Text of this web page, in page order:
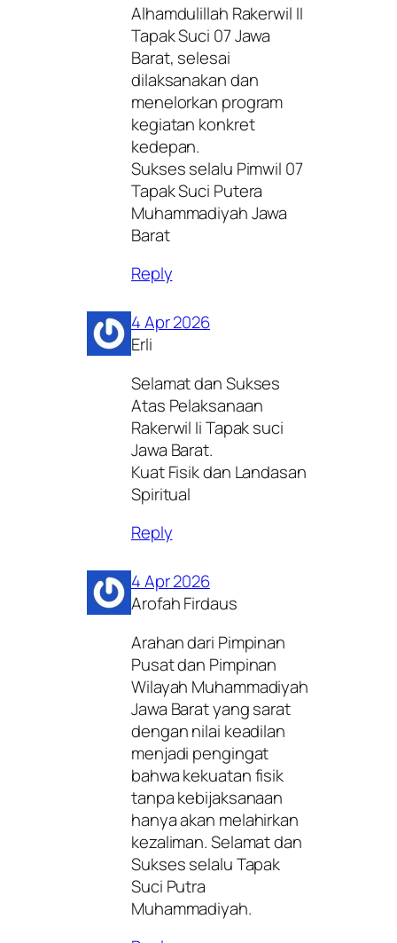
Alhamdulillah Rakerwil II
Tapak Suci 07 Jawa
Barat, selesai
dilaksanakan dan
menelorkan program
kegiatan konkret
kedepan.
Sukses selalu Pimwil 07
Tapak Suci Putera
Muhammadiyah Jawa
Barat
Reply
4 Apr 2026
Erli
Selamat dan Sukses
Atas Pelaksanaan
Rakerwil Ii Tapak suci
Jawa Barat.
Kuat Fisik dan Landasan
Spiritual
Reply
4 Apr 2026
Arofah Firdaus
Arahan dari Pimpinan
Pusat dan Pimpinan
Wilayah Muhammadiyah
Jawa Barat yang sarat
dengan nilai keadilan
menjadi pengingat
bahwa kekuatan fisik
tanpa kebijaksanaan
hanya akan melahirkan
kezaliman. Selamat dan
Sukses selalu Tapak
Suci Putra
Muhammadiyah.